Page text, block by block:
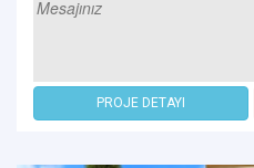
PROJE DETAYI